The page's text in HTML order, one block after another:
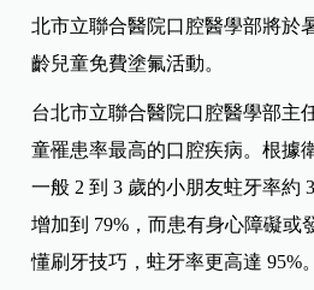
北市立聯合醫院口腔醫學部將於
齡兒童免費塗氟活動。
台北市立聯合醫院口腔醫學部主
童罹患率最高的口腔疾病。根據
一般 2 到 3 歲的小朋友蛀牙率約
增加到 79%，而患有身心障礙或
懂刷牙技巧，蛀牙率更高達 95%。